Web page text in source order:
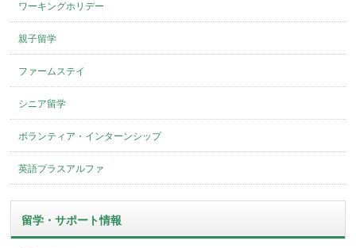
ワーキングホリデー
親子留学
ファームステイ
シニア留学
ボランティア・インターンシップ
英語プラスアルファ
留学・サポート情報